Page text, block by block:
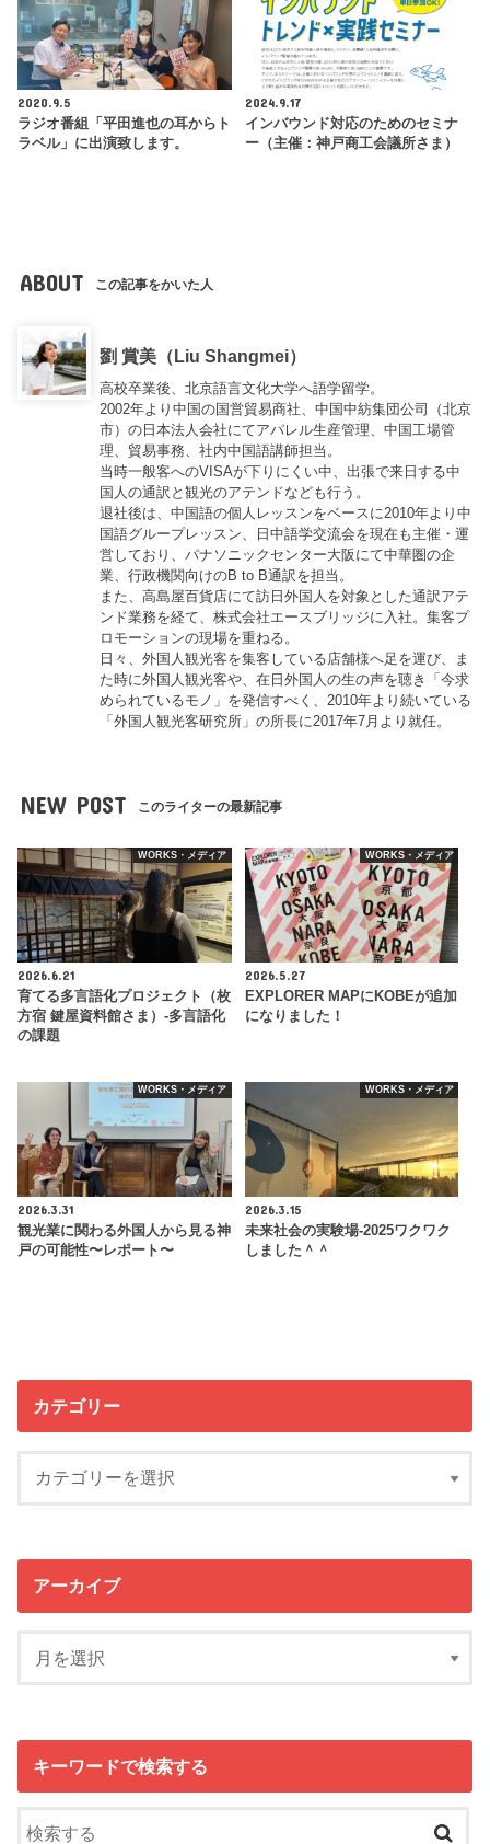
2020.9.5
ラジオ番組「平田進也の耳からト
ラベル」に出演致します。
2024.9.17
インバウンド対応のためのセミナ
ー（主催：神戸商工会議所さま）
ABOUT この記事をかいた人
劉 賞美（Liu Shangmei）
高校卒業後、北京語言文化大学へ語学留学。
2002年より中国の国営貿易商社、中国中紡集団公司（北京
市）の日本法人会社にてアパレル生産管理、中国工場管
理、貿易事務、社内中国語講師担当。
当時一般客へのVISAが下りにくい中、出張で来日する中
国人の通訳と観光のアテンドなども行う。
退社後は、中国語の個人レッスンをベースに2010年より中
国語グループレッスン、日中語学交流会を現在も主催・運
営しており、パナソニックセンター大阪にて中華圏の企
業、行政機関向けのB to B通訳を担当。
また、高島屋百貨店にて訪日外国人を対象とした通訳アテ
ンド業務を経て、株式会社エースブリッジに入社。集客プ
ロモーションの現場を重ねる。
日々、外国人観光客を集客している店舗様へ足を運び、ま
た時に外国人観光客や、在日外国人の生の声を聴き「今求
められているモノ」を発信すべく、2010年より続いている
「外国人観光客研究所」の所長に2017年7月より就任。
NEW POST このライターの最新記事
WORKS・メディア
2026.6.21
育てる多言語化プロジェクト（枚
方宿 鍵屋資料館さま）-多言語化
の課題
WORKS・メディア
2026.5.27
EXPLORER MAPにKOBEが追加
になりました！
WORKS・メディア
2026.3.31
観光業に関わる外国人から見る神
戸の可能性〜レポート〜
WORKS・メディア
2026.3.15
未来社会の実験場-2025ワクワク
しました＾＾
カテゴリー
アーカイブ
キーワードで検索する